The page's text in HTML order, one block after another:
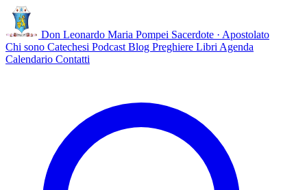
Don Leonardo Maria Pompei Sacerdote · Apostolato
Chi sono Catechesi Podcast Blog Preghiere Libri Agenda
Calendario Contatti